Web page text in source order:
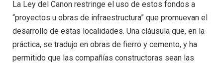
La Ley del Canon restringe el uso de estos fondos a
“proyectos u obras de infraestructura” que promuevan el
desarrollo de estas localidades. Una cláusula que, en la
práctica, se tradujo en obras de fierro y cemento, y ha
permitido que las compañías constructoras sean las